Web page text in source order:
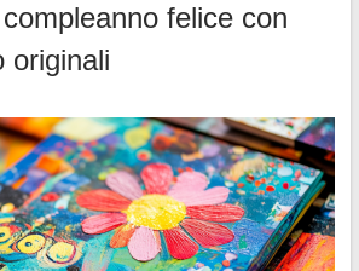
felice con
originali